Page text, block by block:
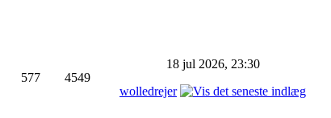
577 4549
18 jul 2026, 23:30
wolledrejer